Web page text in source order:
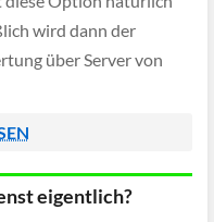
wird dann der
über Server von
eigentlich?